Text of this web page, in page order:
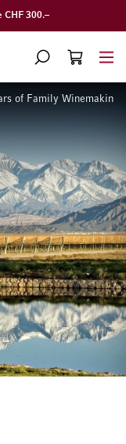
300.–
CHERCHERPANIER
of Family Winemaking
d’images